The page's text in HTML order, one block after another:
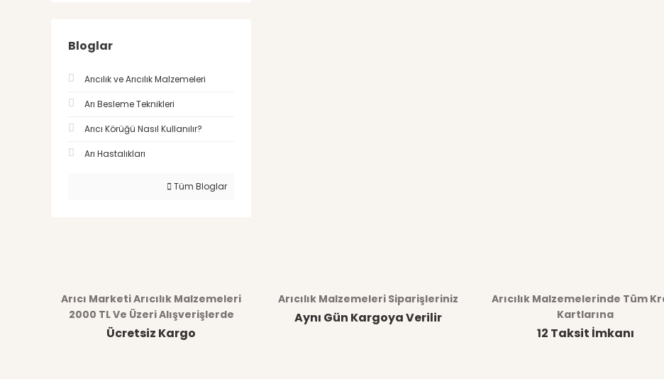
Bloglar
Arıcılık ve Arıcılık Malzemeleri
Arı Besleme Teknikleri
Arıcı Körüğü Nasıl Kullanılır?
Arı Hastalıkları
Tüm Bloglar
Arıcı Marketi Arıcılık Malzemeleri
2000 TL Ve Üzeri Alışverişlerde
Ücretsiz Kargo
Arıcılık Malzemeleri Siparişleriniz
Aynı Gün Kargoya Verilir
Arıcılık Malzemelerinde Tüm
Kartlarına
12 Taksit İmkanı